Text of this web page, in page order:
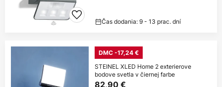
Čas dodania: 9 - 13 prac. dní
DMC -17,24 €
STEINEL XLED Home 2 exterierove
bodove svetla v čiernej farbe
82,90 €